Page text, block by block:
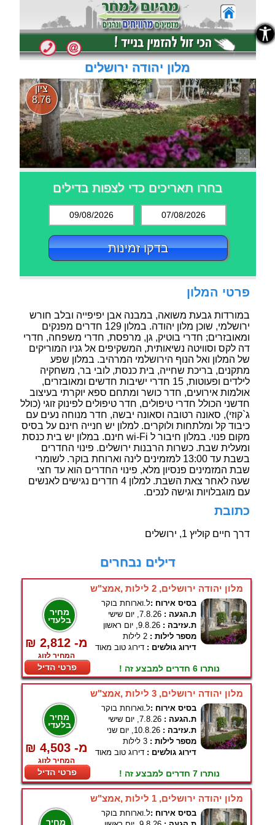
מלון יהודה ירושלים
ציון
8.76
בחרו תאריכים כדי לצפות בדילים
09/08/2026 07/08/2026
בדקו זמינות
פרטי המלון
במורדות גבעת משואה, במבנה אבן יפיפייה ובלב חורש
ירושלמי, שוכן מלון יהודה. במלון 129 חדרים מפנקים
ומאובזרים; חדרי בוטיק, גן, מרפסת, חדרי משפחה, חדרי
דה לקס וסוויטה נשיאותית, המשקיפים אל גניו המוריקים
של המלון ואל הנוף הירושלמי המרהיב. במלון שפע
מתקנים, בריכת שחייה, בית כנסת, לובי בר, משחקיה
לילדים ופעוטות, 15 חדרי ישיבות חדשים ומאובזרים,
אולמות אירועים, חדר כושר ומתחם ספא יוקרתי בעיצוב
חדשני הכולל חדרי טיפולים, חדר טיפולים לפינוק זוגי (כולל
ג`קוזי), סאונה רטובה וסאונה יבשה, חדר מנוחה נעים עם
כיבוד קל ומלתחות ולוקרים. למלון יש חנייה חינם על בסיס
מקום פנוי. במלון חיבור ל wi-Fi חינם. במלון יש בית כנסת
ומעלית שבת. כשרות הרבנות ירושלים. פינוי החדרים
בשבת עד 13:00 למזמינים לינה וארוחת בוקר. לשומרי
שבת המזמינים פנסיון מלא, פינוי החדרים הוא עד חצי
שעה לאחר צאת השבת. למלון 4 חדרים נגישים לאנשים
עם מוגבלויות וגישה לנכים.
כתובת
דרך חיים קוליץ 1, ירושלים
דילים נבחרים
מלון יהודה ירושלים, 2 לילות ,אמצ"ש
מחיר
בלעדי
₪ 2,812 -מ
המחיר לזוג
פרטי הדיל
בסיס אירוח :ל.וארוחת בוקר
ת.הגעה : 7.8.26, יום שישי
ת.עזיבה : 9.8.26, יום ראשון
מספר לילות : 2 לילות
דירוג גולשים : דירוג טוב מאוד
נותרו 6 חדרים למבצע זה !
מלון יהודה ירושלים, 3 לילות ,אמצ"ש
מחיר
בלעדי
₪ 4,503 -מ
המחיר לזוג
פרטי הדיל
בסיס אירוח :ל.וארוחת בוקר
ת.הגעה : 7.8.26, יום שישי
ת.עזיבה : 10.8.26, יום שני
מספר לילות : 3 לילות
דירוג גולשים : דירוג טוב מאוד
נותרו 7 חדרים למבצע זה !
מלון יהודה ירושלים, 1 לילות ,אמצ"ש
מחיר
בסיס אירוח :ל.וארוחת בוקר
נגישות
נגישות